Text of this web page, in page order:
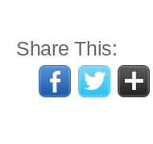
Share This: